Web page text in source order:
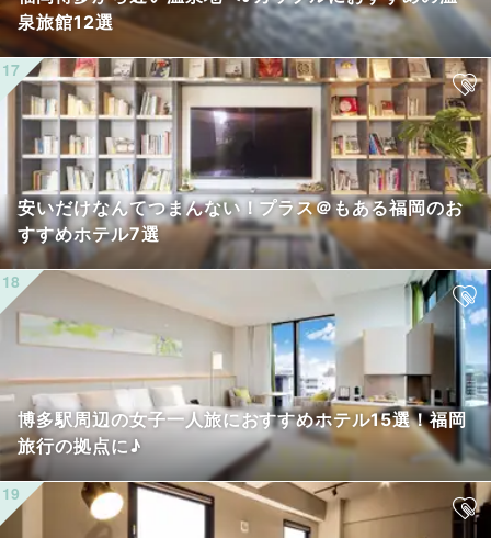
泉旅館12選
安いだけなんてつまんない！プラス＠もある福岡のお
すすめホテル7選
博多駅周辺の女子一人旅におすすめホテル15選！福岡
旅行の拠点に♪